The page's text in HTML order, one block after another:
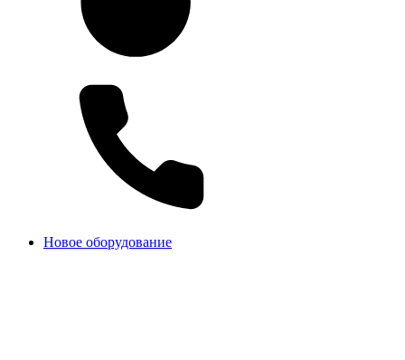
Новое оборудование